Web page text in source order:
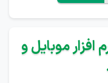
افزار موبایل و